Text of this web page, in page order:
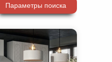
Параметры поиска